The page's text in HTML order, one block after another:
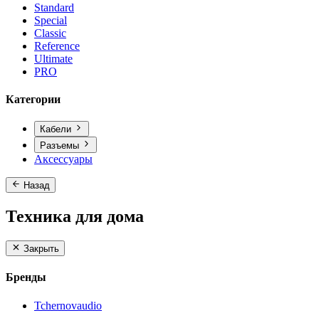
Standard
Special
Classic
Reference
Ultimate
PRO
Категории
Кабели
Разъемы
Аксессуары
Назад
Техника для дома
Закрыть
Бренды
Tchernovaudio